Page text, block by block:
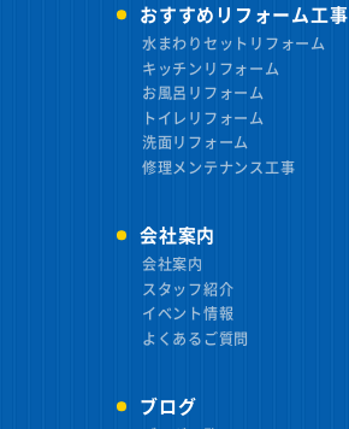
おすすめリフォーム工事
水まわりセットリフォーム
キッチンリフォーム
お風呂リフォーム
トイレリフォーム
洗面リフォーム
修理メンテナンス工事
会社案内
会社案内
スタッフ紹介
イベント情報
よくあるご質問
ブログ